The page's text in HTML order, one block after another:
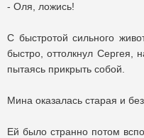
- Оля, ложись!
С быстротой сильного
быстро, оттолкнул Сергея,
пытаясь прикрыть собой.
Мина оказалась старая и
Ей было странно потом